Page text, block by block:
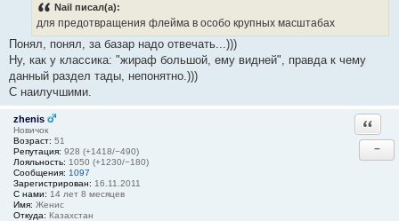
Nail писал(а):
для предотвращения флейма в особо крупных масштабах
Понял, понял, за базар надо отвечать...)))
Ну, как у классика: "жираф большой, ему видней", правда к чему
данный раздел тады, непонятно.)))
С наилучшими.
zhenis
Новичок
Возраст: 51
Репутация: 928 (+1418/−490)
Лояльность: 1050 (+1230/−180)
Сообщения: 1097
Зарегистрирован: 16.11.2011
С нами: 14 лет 8 месяцев
Имя: Женис
Откуда: Казахстан
−